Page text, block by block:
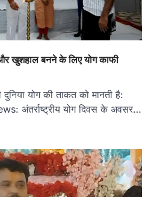
खुशहाल बनने के लिए योग काफी
योग की ताकत को मानती है:
अंतर्राष्ट्रीय योग दिवस के अवसर…